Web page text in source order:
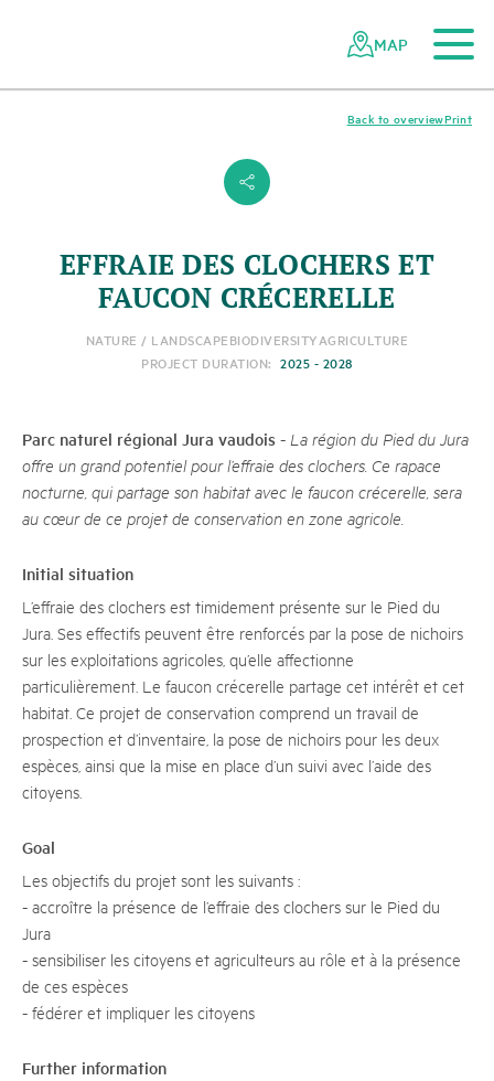
parks
MAP
s
Print
Back to overview
EFFRAIE DES CLOCHERS ET
FAUCON CRÉCERELLE
NATURE / LANDSCAPEBIODIVERSITYAGRICULTURE
PROJECT DURATION: 2025 - 2028
Parc naturel régional Jura vaudois - La région du Pied du Jura
offre un grand potentiel pour l’effraie des clochers. Ce rapace
nocturne, qui partage son habitat avec le faucon crécerelle, sera
au cœur de ce projet de conservation en zone agricole.
Initial situation
L’effraie des clochers est timidement présente sur le Pied du
Jura. Ses effectifs peuvent être renforcés par la pose de nichoirs
sur les exploitations agricoles, qu’elle affectionne
particulièrement. Le faucon crécerelle partage cet intérêt et cet
habitat. Ce projet de conservation comprend un travail de
prospection et d’inventaire, la pose de nichoirs pour les deux
espèces, ainsi que la mise en place d’un suivi avec l’aide des
citoyens.
Goal
Les objectifs du projet sont les suivants :
- accroître la présence de l’effraie des clochers sur le Pied du
Jura
- sensibiliser les citoyens et agriculteurs au rôle et à la présence
de ces espèces
- fédérer et impliquer les citoyens
Further information